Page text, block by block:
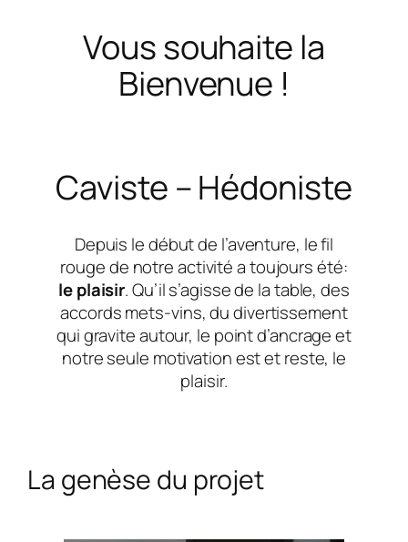
Vous souhaite la
Bienvenue !
Caviste – Hédoniste
Depuis le début de l’aventure, le fil
rouge de notre activité a toujours été:
le plaisir. Qu’il s’agisse de la table, des
accords mets-vins, du divertissement
qui gravite autour, le point d’ancrage et
notre seule motivation est et reste, le
plaisir.
La genèse du projet